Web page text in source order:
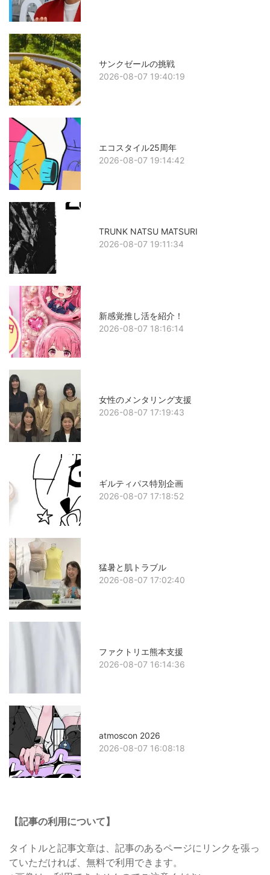
サンクゼールの挑戦
2026-08-07 19:40:19
エコスタイル25周年
2026-08-07 19:14:42
TRUNK NATSU MATSURI
2026-08-07 19:11:34
新感覚推し活を紹介！
2026-08-07 18:16:14
女性のメンタリング支援
2026-08-07 17:19:43
ギルティパス特別企画
2026-08-07 17:18:52
猛暑と肌トラブル
2026-08-07 17:02:40
ファクトリエ熊本支援
2026-08-07 16:14:36
atmoscon 2026
2026-08-07 16:08:18
【記事の利用について】
タイトルと記事文章は、記事のあるページにリンクを張っ
ていただければ、無料で利用できます。